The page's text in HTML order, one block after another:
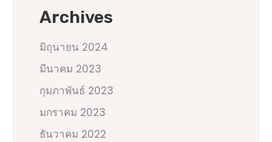
Archives
มิถุนายน 2024
มีนาคม 2023
กุมภาพันธ์ 2023
มกราคม 2023
ธันวาคม 2022